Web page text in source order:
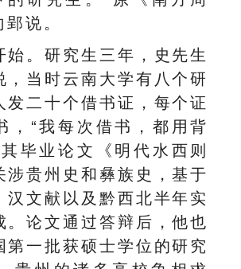
说。
始。研究生三年，史先生
，当时云南大学有八个研
发二十个借书证，每个证
，“我每次借书，都用背
毕业论文《明代水西则
涉贵州史和彝族史，基于
汉文献以及黔西北半年实
。论文通过答辩后，他也
第一批获硕士学位的研究